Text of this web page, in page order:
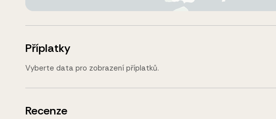
Příplatky
Vyberte data pro zobrazení příplatků.
Recenze